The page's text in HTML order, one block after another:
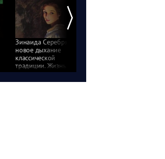
Зинаида Серебрякова:
новое дыхание
классической
традиции. Жизнь
замечательных. Анонс